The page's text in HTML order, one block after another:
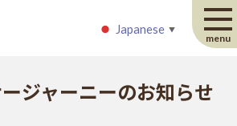
Japanese ▼
Japanese ▼
menu
ジャーニーのお知らせ